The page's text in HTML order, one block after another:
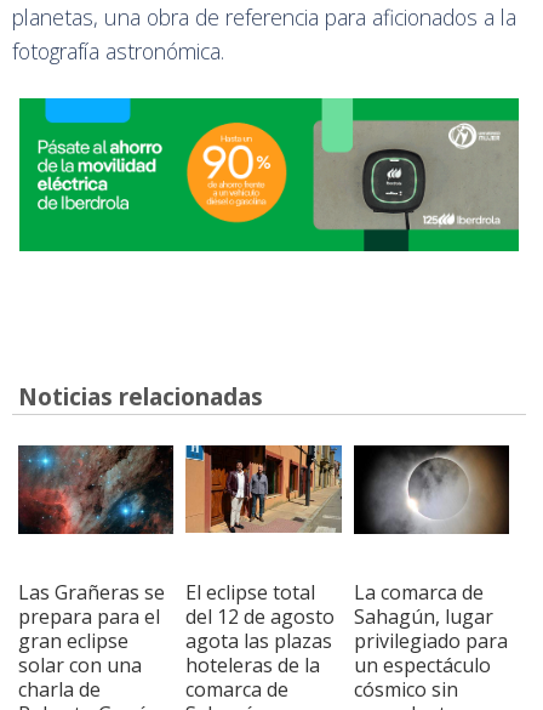
planetas, una obra de referencia para aficionados a la
fotografía astronómica.
Noticias relacionadas
Las Grañeras se
prepara para el
gran eclipse
solar con una
charla de
El eclipse total
del 12 de agosto
agota las plazas
hoteleras de la
comarca de
La comarca de
Sahagún, lugar
privilegiado para
un espectáculo
cósmico sin